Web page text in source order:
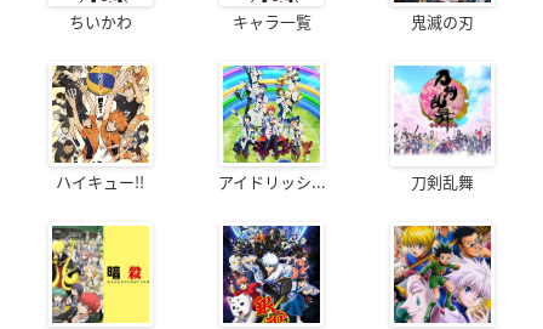
ちいかわ キャラ一覧 鬼滅の刃
ハイキュー!! アイドリッシ... 刀剣乱舞